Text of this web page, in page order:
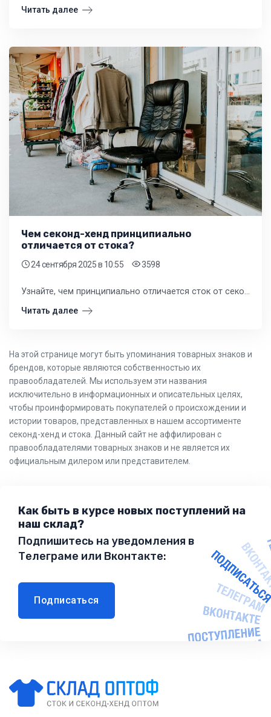
Читать далее
Чем секонд-хенд принципиально
отличается от стока?
24 сентября 2025в 10:55 3598
Узнайте, чем принципиально отличается сток от секонд-хенда, и как это влияет на формирование ассортимента вашего розничного магазина. Прочитайте детальный разбор для владельцев бизнеса.
Читать далее
На этой странице могут быть упоминания товарных знаков и
брендов, которые являются собственностью их
правообладателей. Мы используем эти названия
исключительно в информационных и описательных целях,
чтобы проинформировать покупателей о происхождении и
истории товаров, представленных в нашем ассортименте
секонд-хенд и стока. Данный сайт не аффилирован с
правообладателями товарных знаков и не является их
официальным дилером или представителем.
Как быть в курсе новых поступлений на
наш склад?
Подпишитесь на уведомления в
Телеграме или Вконтакте:
Подписаться